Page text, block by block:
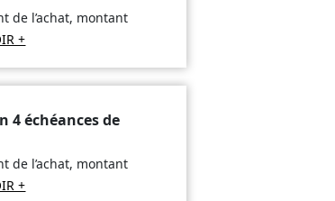
de l’achat, montant
+
4 échéances de
de l’achat, montant
+